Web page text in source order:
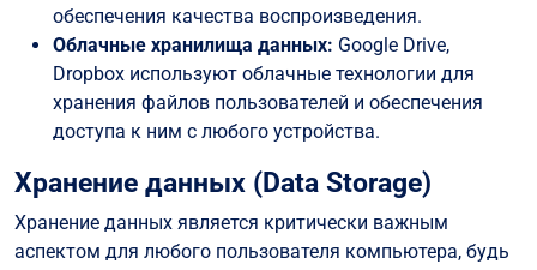
обеспечения качества воспроизведения.
Облачные хранилища данных: Google Drive,
Dropbox используют облачные технологии для
хранения файлов пользователей и обеспечения
доступа к ним с любого устройства.
Хранение данных (Data Storage)
Хранение данных является критически важным
аспектом для любого пользователя компьютера, будь